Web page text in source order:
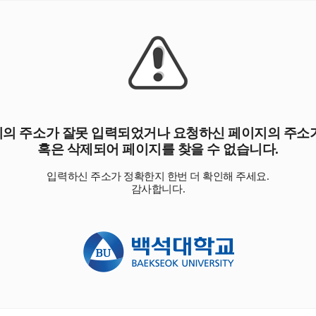
주소가 잘못 입력되었거나 요청하신 페이지의 주소
혹은 삭제되어 페이지를 찾을 수 없습니다.
입력하신 주소가 정확한지 한번 더 확인해 주세요.
감사합니다.